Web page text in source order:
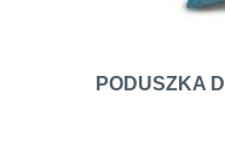
PODUSZKA